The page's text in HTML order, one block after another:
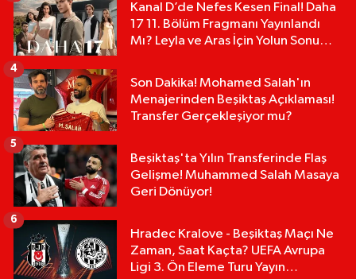
Kanal D’de Nefes Kesen Final! Daha
17 11. Bölüm Fragmanı Yayınlandı
Mı? Leyla ve Aras İçin Yolun Sonu
Son Dakika! Mohamed Salah'ın
Menajerinden Beşiktaş Açıklaması!
Transfer Gerçekleşiyor mu?
4
Beşiktaş'ta Yılın Transferinde Flaş
Gelişme! Muhammed Salah Masaya
Geri Dönüyor!
5
Hradec Kralove - Beşiktaş Maçı Ne
Zaman, Saat Kaçta? UEFA Avrupa
Ligi 3. Ön Eleme Turu Yayın
6